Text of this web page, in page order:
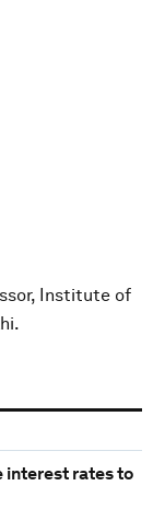
Institute of
interest rates to